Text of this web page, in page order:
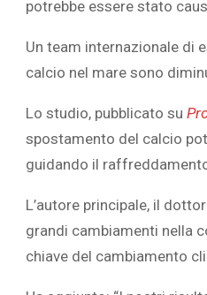
potrebbe essere stato
Un team internazionale di
calcio nel mare sono
Lo studio, pubblicato su
spostamento del calcio
guidando il
L’autore principale, il
grandi cambiamenti nella
chiave del cambiamento